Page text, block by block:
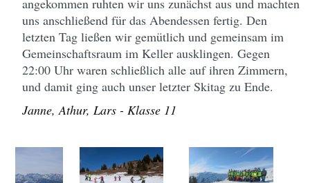
angekommen ruhten wir uns zunächst aus und machten
uns anschließend für das Abendessen fertig. Den
letzten Tag ließen wir gemütlich und gemeinsam im
Gemeinschaftsraum im Keller ausklingen. Gegen
22:00 Uhr waren schließlich alle auf ihren Zimmern,
und damit ging auch unser letzter Skitag zu Ende.
Janne, Athur, Lars - Klasse 11